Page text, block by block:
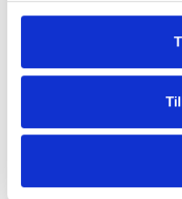
verdensbillede, en ny
komme videre og ud af